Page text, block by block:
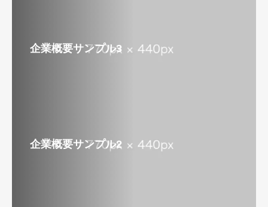
企業概要サンプル3
企業概要サンプル2